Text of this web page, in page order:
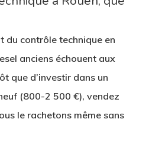
du contrôle technique en
anciens échouent aux
que d’investir dans un
(800-2 500 €), vendez
le rachetons même sans